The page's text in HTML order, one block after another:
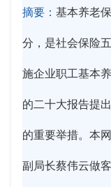
摘要： 基本养老
分，是社会保险
施企业职工基本
的二十大报告提
的重要举措。本
副局长蔡伟云做